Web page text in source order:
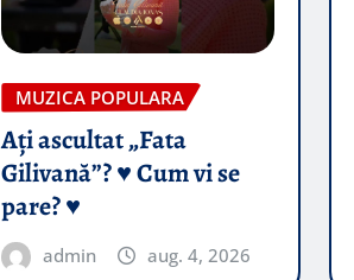
MUZICA POPULARA
Ați ascultat „Fata
Gilivană”? ♥️ Cum vi se
pare? ♥️
admin aug. 4, 2026